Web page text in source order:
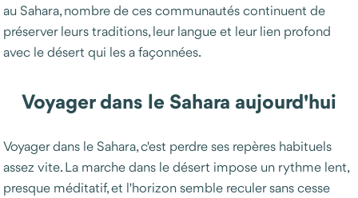
au Sahara, nombre de ces communautés continuent de
préserver leurs traditions, leur langue et leur lien profond
avec le désert qui les a façonnées.
Voyager dans le Sahara aujourd'hui
Voyager dans le Sahara, c'est perdre ses repères habituels
assez vite. La marche dans le désert impose un rythme lent,
presque méditatif, et l'horizon semble reculer sans cesse